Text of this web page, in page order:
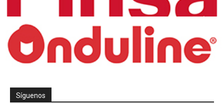
Síguenos